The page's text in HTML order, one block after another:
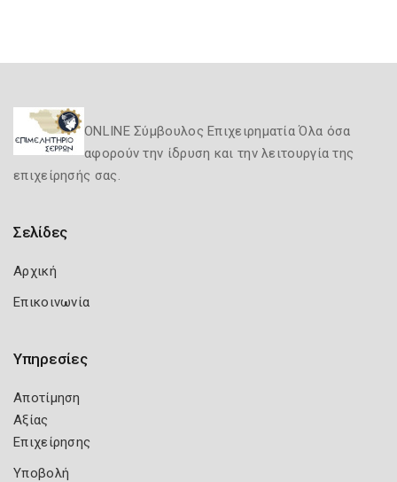
ONLINE Σύμβουλος Επιχειρηματία Όλα όσα
αφορούν την ίδρυση και την λειτουργία της
επιχείρησής σας.
Σελίδες
Αρχική
Επικοινωνία
Υπηρεσίες
Αποτίμηση
Αξίας
Επιχείρησης
Υποβολή